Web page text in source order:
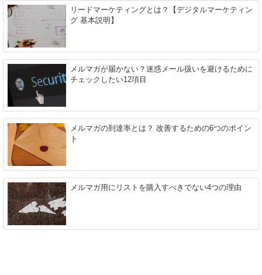
リードマーケティングとは？【デジタルマーケティン
グ 基本説明】
メルマガが届かない？迷惑メール扱いを避けるために
チェックしたい12項目
メルマガの到達率とは？ 改善するための6つのポイン
ト
メルマガ用にリストを購入すべきでない4つの理由